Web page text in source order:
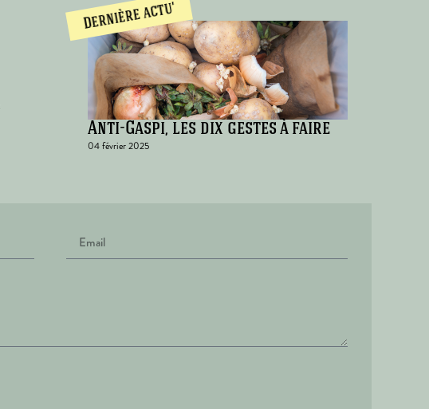
Anti-Gaspi, les dix gestes à faire
04 février 2025
Dernière actu'